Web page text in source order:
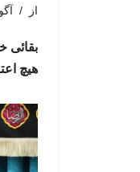
از
بقائی
هیچ